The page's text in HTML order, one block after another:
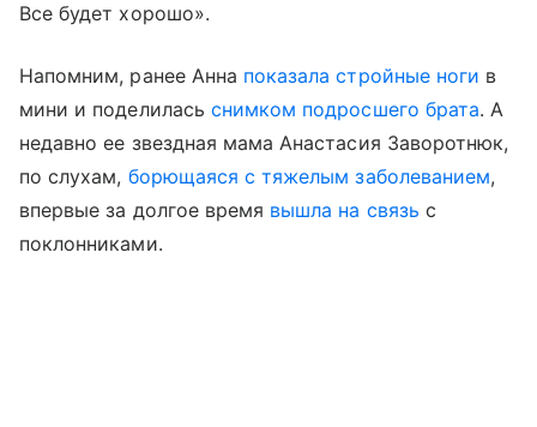
Все будет хорошо».
Напомним, ранее Анна показала стройные ноги в
мини и поделилась снимком подросшего брата. А
недавно ее звездная мама Анастасия Заворотнюк,
по слухам, борющаяся с тяжелым заболеванием,
впервые за долгое время вышла на связь с
поклонниками.